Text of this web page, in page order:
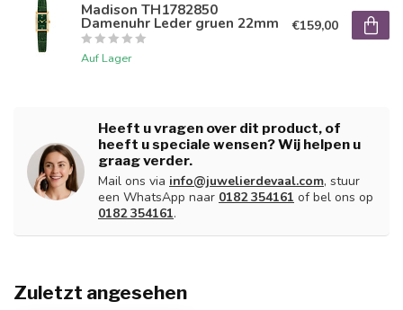
Madison TH1782850
Damenuhr Leder gruen 22mm
Auf Lager
€159,00
Heeft u vragen over dit product, of
heeft u speciale wensen? Wij helpen u
graag verder.
Mail ons via info@juwelierdevaal.com, stuur
een WhatsApp naar 0182 354161 of bel ons op
0182 354161.
Zuletzt angesehen